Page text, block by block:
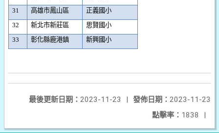
31
高雄市鳳山區
正義國小
32
新北市新莊區
思賢國小
33
彰化縣鹿港鎮 新興國小
發佈日期： 2023-11-23
最後更新日期： 2023-11-23
|
點擊率： 1838 |